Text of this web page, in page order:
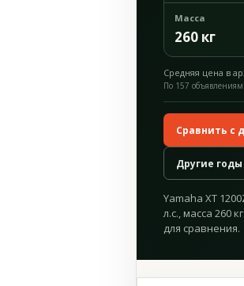
Масса
260 кг
Средняя цена в
По 157
Сравнить с
Другие
Yamaha XT
л.с., масса 260
для сравнения.